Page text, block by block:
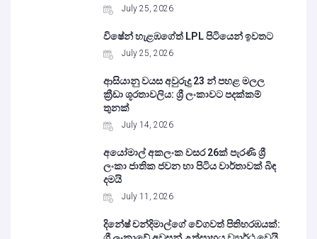
July 25, 2026
විෂේන් හැළඹගේත් LPL පිටියෙන් ඉවතට
July 25, 2026
ආසියානු වයස අවුරුදු 23 න් පහළ මලල
ක්‍රීඩා ශූරතාවලිය: ශ්‍රී ලංකාවට පදක්කම්
තුනක්
July 14, 2026
අයෝමාල් අකලංක වසර 26ක් පැරණි ශ්‍රී
ලංකා ජාතික ජවන හා පිටිය වාර්තාවක් බිඳ
දමයි
July 11, 2026
දිනේෂ් චන්දිමාල්ගේ වේගවත් පිතිහරඹයක්: